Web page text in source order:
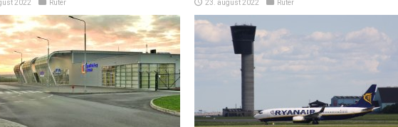
2022 Ruter 23. august 2022 Ruter